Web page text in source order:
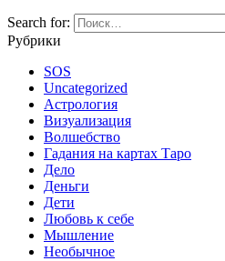
Search for:
Рубрики
SOS
Uncategorized
Астрология
Визуализация
Волшебство
Гадания на картах Таро
Дело
Деньги
Дети
Любовь к себе
Мышление
Необычное